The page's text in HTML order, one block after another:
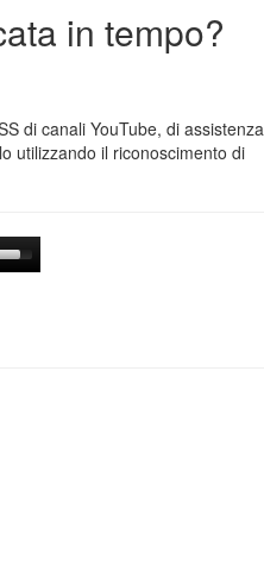
in tempo?
di canali YouTube, di assistenza
utilizzando il riconoscimento di